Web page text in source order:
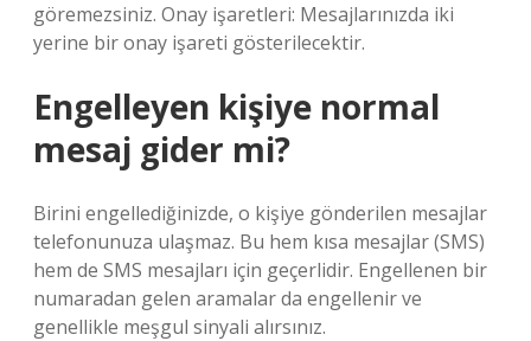
göremezsiniz. Onay işaretleri: Mesajlarınızda iki
yerine bir onay işareti gösterilecektir.
Engelleyen kişiye normal
mesaj gider mi?
Birini engellediğinizde, o kişiye gönderilen mesajlar
telefonunuza ulaşmaz. Bu hem kısa mesajlar (SMS)
hem de SMS mesajları için geçerlidir. Engellenen bir
numaradan gelen aramalar da engellenir ve
genellikle meşgul sinyali alırsınız.